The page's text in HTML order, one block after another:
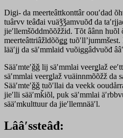
Digi- da meerteâttkonttâr oouʹdad
tuârvv teâđai vuäǯǯamvuõđ da
jieʹllemšõddmõõžžid. Tõt âânn huõl
meerteâttriâžldõõǥǥ
lääʹjj da säʹmmlaid vuõiggâdvuõđ
Sääʹmteʹǧǧ lij säʹmmlai veerǥlaž
säʹmmlai veerǥlaž vuäinnmõõžž da
Sääʹmteʹǧǧ tuõʹllai da veekk
jieʹlli sääʹmǩiõl, puk säʹmmlai
sääʹmkulttuur da jieʹllemnääʹl.
Lââʹssteâđ: